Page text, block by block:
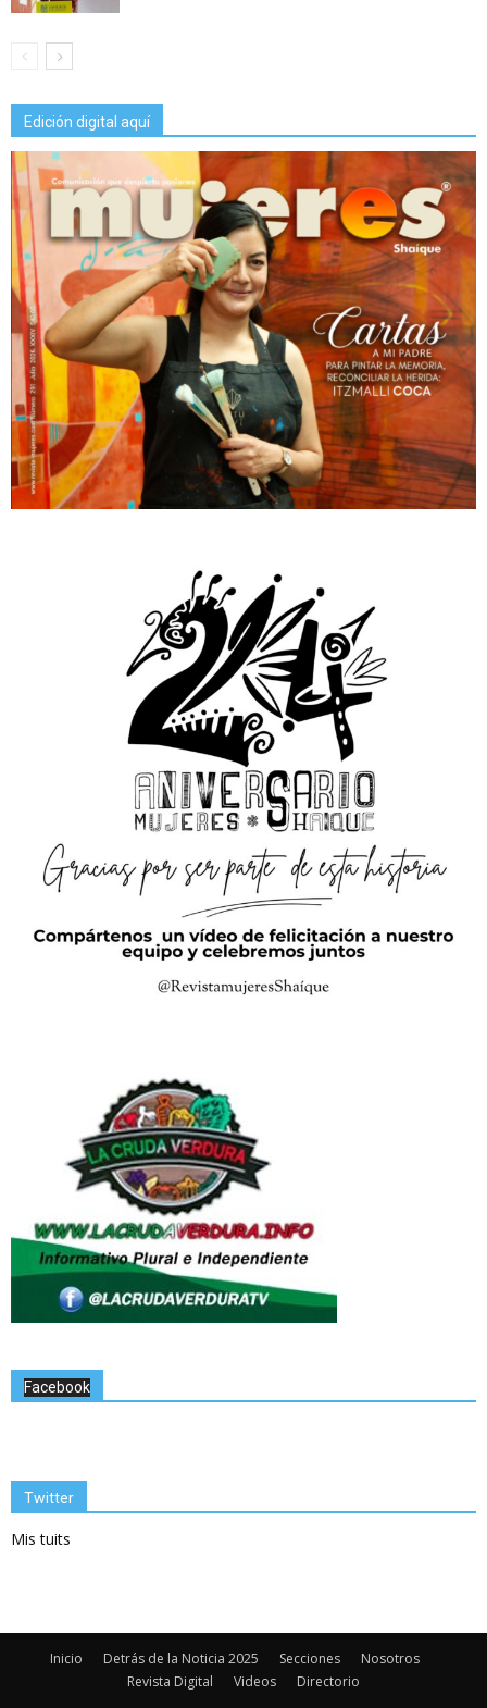
Edición digital aquí
Facebook
Twitter
Mis tuits
Inicio Detrás de la Noticia 2025 Secciones
Nosotros
Revista Digital
Videos Directorio